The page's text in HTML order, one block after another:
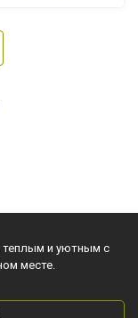
теплым и уютным с
месте.